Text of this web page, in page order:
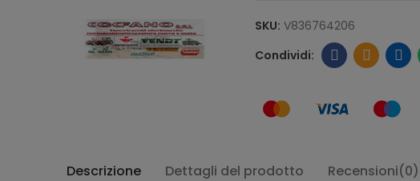
SKU: V836764206
Descrizione Dettagli del prodotto Recensioni(0)